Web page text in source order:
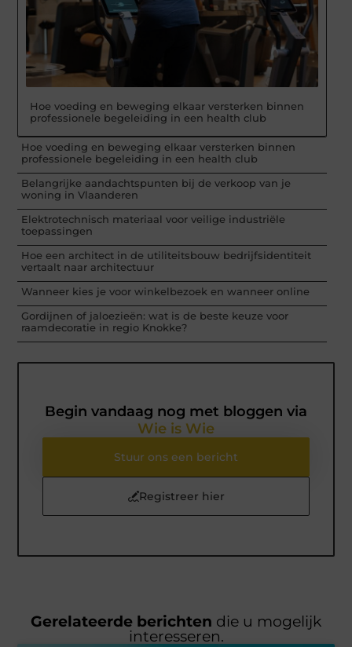
Hoe voeding en beweging elkaar versterken binnen
professionele begeleiding in een health club
Hoe voeding en beweging elkaar versterken binnen
professionele begeleiding in een health club
Belangrijke aandachtspunten bij de verkoop van je
woning in Vlaanderen
Elektrotechnisch materiaal voor veilige industriële
toepassingen
Hoe een architect in de utiliteitsbouw bedrijfsidentiteit
vertaalt naar architectuur
Wanneer kies je voor winkelbezoek en wanneer online
Gordijnen of jaloezieën: wat is de beste keuze voor
raamdecoratie in regio Knokke?
Begin vandaag nog met bloggen via
Wie is Wie
Stuur ons een bericht
Registreer hier
Gerelateerde berichten die u mogelijk
interesseren.